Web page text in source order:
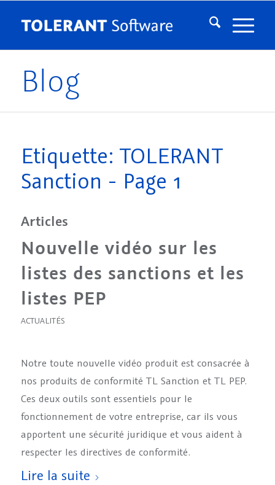
Blog
Etiquette: TOLERANT
Sanction - Page 1
Articles
Nouvelle vidéo sur les
listes des sanctions et les
listes PEP
ACTUALITÉS
Notre toute nouvelle vidéo produit est consacrée à
nos produits de conformité TL Sanction et TL PEP.
Ces deux outils sont essentiels pour le
fonctionnement de votre entreprise, car ils vous
apportent une sécurité juridique et vous aident à
respecter les directives de conformité.
Lire la suite